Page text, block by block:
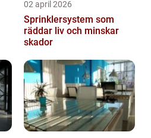
02 april 2026
Sprinklersystem som
räddar liv och minskar
skador